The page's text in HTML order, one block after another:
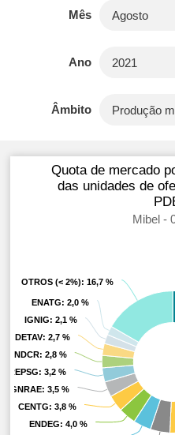
Mês
Ano
Âmbito
Quota de mercado
das unidades de
Mibel -
ENDEG: 4,0 %
ENDEG: 4,0 %
CENTG: 3,8 %
CENTG: 3,8 %
GNRAE: 3,5 %
GNRAE: 3,5 %
REPSG: 3,2 %
REPSG: 3,2 %
ENDCR: 2,8 %
ENDCR: 2,8 %
DETAV: 2,7 %
DETAV: 2,7 %
IGNIG: 2,1 %
IGNIG: 2,1 %
ENATG: 2,0 %
ENATG: 2,0 %
OTROS (< 2%): 16,7 %
OTROS (< 2%): 16,7 %